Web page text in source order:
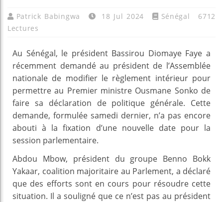
Patrick Babingwa 18 Jul 2024 Sénégal
6712
Lectures
Au Sénégal, le président Bassirou Diomaye Faye a
récemment demandé au président de l’Assemblée
nationale de modifier le règlement intérieur pour
permettre au Premier ministre Ousmane Sonko de
faire sa déclaration de politique générale. Cette
demande, formulée samedi dernier, n’a pas encore
abouti à la fixation d’une nouvelle date pour la
session parlementaire.
Abdou Mbow, président du groupe Benno Bokk
Yakaar, coalition majoritaire au Parlement, a déclaré
que des efforts sont en cours pour résoudre cette
situation. Il a souligné que ce n’est pas au président